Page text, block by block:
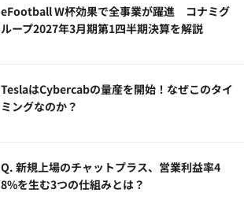
eFootball W杯効果で全事業が躍進 コナミグ
ループ2027年3月期第1四半期決算を解説
TeslaはCybercabの量産を開始！なぜこのタイ
ミングなのか？
Q. 新規上場のチャットプラス、営業利益率4
8%を生む3つの仕組みとは？